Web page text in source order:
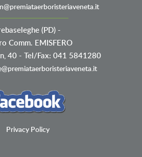
(PD) -
Comm. EMISFERO
40 - Tel/Fax: 041 5841280
Privacy Policy